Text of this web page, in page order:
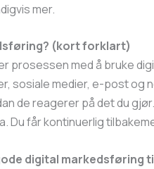
mer.
(kort forklart)
prosessen med å bruke
sosiale medier, e-post og
de reagerer på det du
Du får kontinuerlig
digital markedsføring